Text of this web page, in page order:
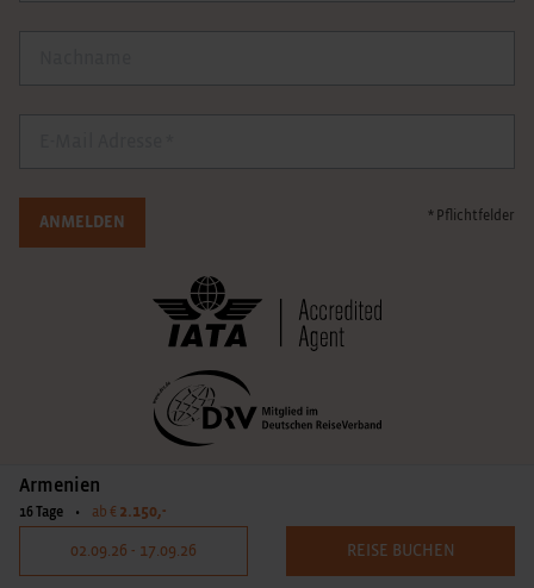
Armenien
16 Tage • ab € 2.150,-
02.09.26 - 17.09.26 REISE BUCHEN
ANMELDEN * Pflichtfelder